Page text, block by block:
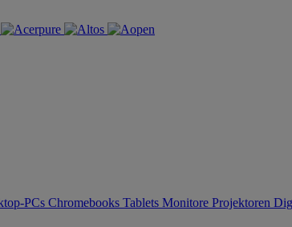
PCs Chromebooks Tablets Monitore Projektoren